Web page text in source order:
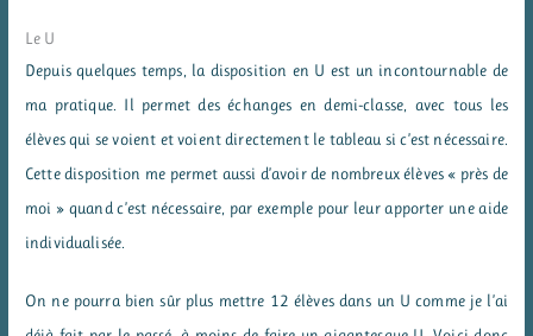
Le U
Depuis quelques temps, la disposition en U est un incontournable de
ma pratique. Il permet des échanges en demi-classe, avec tous les
élèves qui se voient et voient directement le tableau si c’est nécessaire.
Cette disposition me permet aussi d’avoir de nombreux élèves « près de
moi » quand c’est nécessaire, par exemple pour leur apporter une aide
individualisée.
On ne pourra bien sûr plus mettre 12 élèves dans un U comme je l’ai